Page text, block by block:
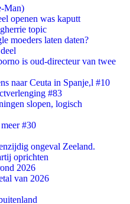
Man)
openen was kaputt
topic
moeders laten daten?
is oud-directeur van twee
naar Ceuta in Spanje,l #10
#83
slopen, logisch
#30
ongeval Zeeland.
oprichten
2026
van 2026